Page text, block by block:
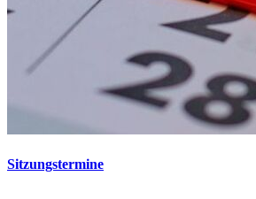
Sitzungstermine